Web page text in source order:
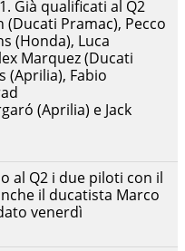
al Q2 i due piloti con il
il ducatista Marco
venerdì
Già qualificati al Q2
Pramac), Pecco
(Honda), Luca
Marquez (Ducati
(Aprilia), Fabio
(Aprilia) e Jack